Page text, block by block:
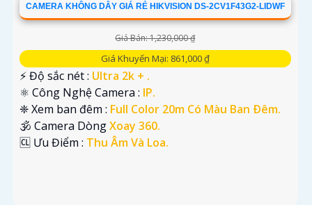
CAMERA KHÔNG DÂY GIÁ RẺ HIKVISION DS-2CV1F43G2-LIDWF
Giá Bán: 1,230,000 ₫
Giá Khuyến Mại: 861,000 ₫
️⚡ Độ sắc nét : Ultra 2k + .
⚛️ Công Nghệ Camera : IP.
❈ Xem ban đêm : Full Color 20m Có Màu Ban Ðêm.
🕉️ Camera DòngXoay 360.
️🆑 Ưu Điểm : Thu Âm Và Loa.